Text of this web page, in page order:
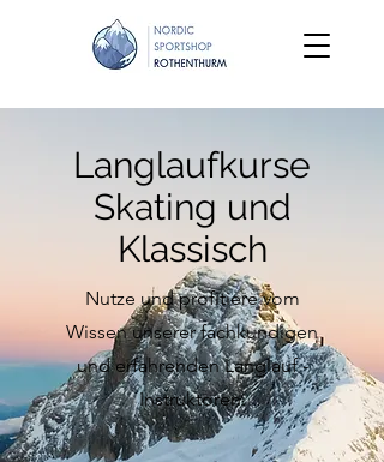
Langlaufkurse
Skating und
Klassisch
Nutze und profitiere vom
Wissen unserer fachkundigen
und erfahrenden Langlauf -
Instruktoren.